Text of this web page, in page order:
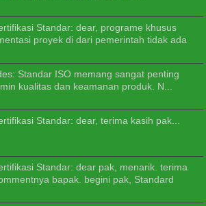
Standar: dear, programe khusus
proyek di dari pemerintah tidak ada
Standar ISO memang sangat penting
kualitas dan keamanan produk. N...
Standar: dear, terima kasih pak...
Standar: dear pak, menarik. terima
bapak. begini pak, Standard